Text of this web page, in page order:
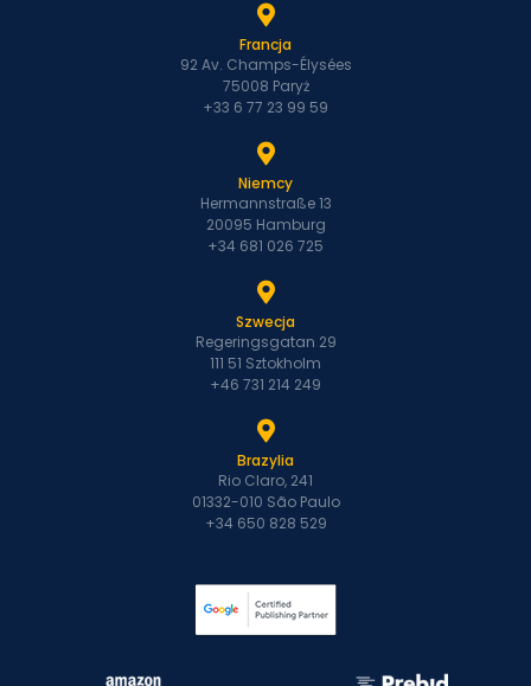
Francja
92 Av. Champs-Élysées
75008 Paryż
+33 6 77 23 99 59
Niemcy
Hermannstraße 13
20095 Hamburg
+34 681 026 725
Szwecja
Regeringsgatan 29
111 51 Sztokholm
+46 731 214 249
Brazylia
Rio Claro, 241
01332-010 São Paulo
+34 650 828 529